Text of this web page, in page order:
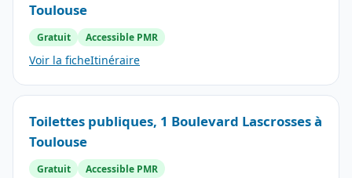
Toulouse
Gratuit Accessible PMR
Voir la ficheItinéraire
Toilettes publiques, 1 Boulevard Lascrosses à
Toulouse
Gratuit Accessible PMR